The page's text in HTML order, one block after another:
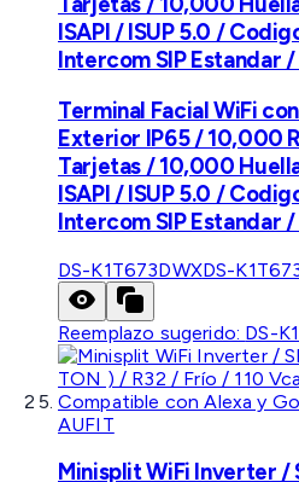
ISAPI / ISUP 5.0 /
Intercom SIP Estandar /
Terminal Facial WiFi
Exterior IP65 / 10,000
Tarjetas / 10,000
ISAPI / ISUP 5.0 /
Intercom SIP Estandar /
DS-K1T673DWXDS-
Reemplazo sugerido: DS-
AUFIT
Minisplit WiFi Inverter /